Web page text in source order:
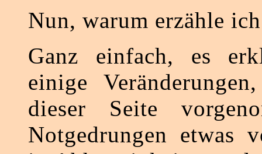
Nun, warum erzähle
Ganz einfach, es
einige
dieser Seite
Notgedrungen etwas